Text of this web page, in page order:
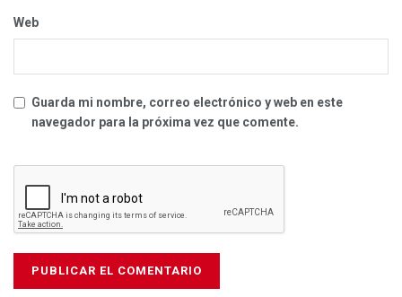
Web
Guarda mi nombre, correo electrónico y web en este
navegador para la próxima vez que comente.